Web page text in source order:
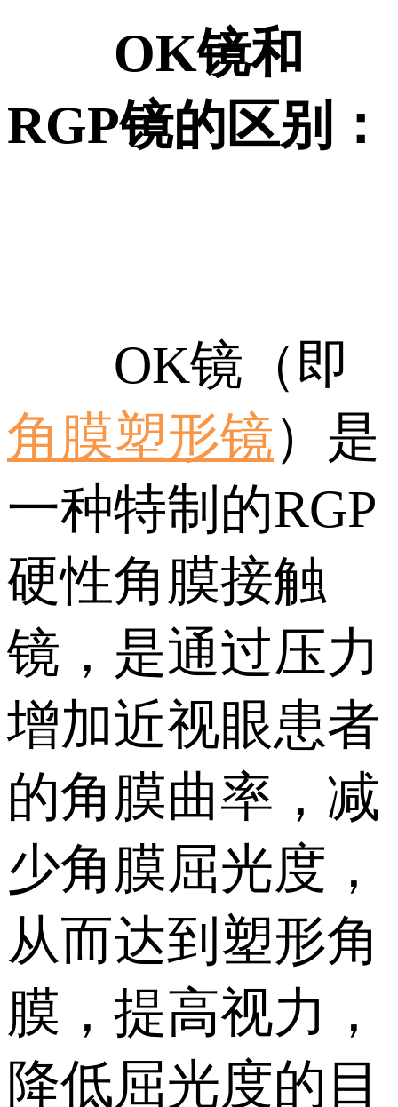
OK镜和
RGP镜的区别：
OK镜（即
角膜塑形镜）是
一种特制的RGP
硬性角膜接触
镜，是通过压力
增加近视眼患者
的角膜曲率，减
少角膜屈光度，
从而达到塑形角
膜，提高视力，
降低屈光度的目